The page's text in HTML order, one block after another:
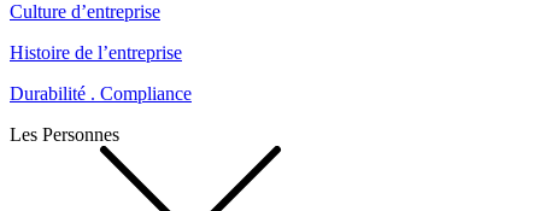
Culture d’entreprise
Histoire de l’entreprise
Durabilité . Compliance
Les Personnes